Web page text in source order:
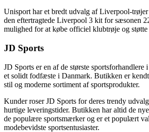
Unisport har et bredt udvalg af Liverpool-
den eftertragtede Liverpool 3 kit for sæsonen
mulighed for at købe officiel klubtrøje og støtte
JD Sports
JD Sports er en af de største sportsforhandlere
et solidt fodfæste i Danmark. Butikken er
stil og moderne sortiment af sportsprodukter.
Kunder roser JD Sports for deres trendy
hurtige leveringstider. Butikken har altid de
de populære sportsmærker og er et populært
modebevidste sportsentusiaster.